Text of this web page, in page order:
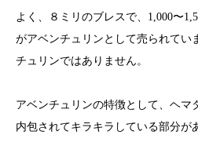
よく、８ミリのブレスで、1,000〜
がアベンチュリンとして売られてい
チュリンではありません。
アベンチュリンの特徴として、ヘマ
内包されてキラキラしている部分が